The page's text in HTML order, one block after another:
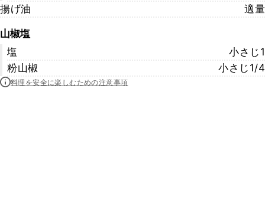
揚げ油
適量
山椒塩
塩
小さじ1
粉山椒
小さじ1/4
料理を安全に楽しむための注意事項